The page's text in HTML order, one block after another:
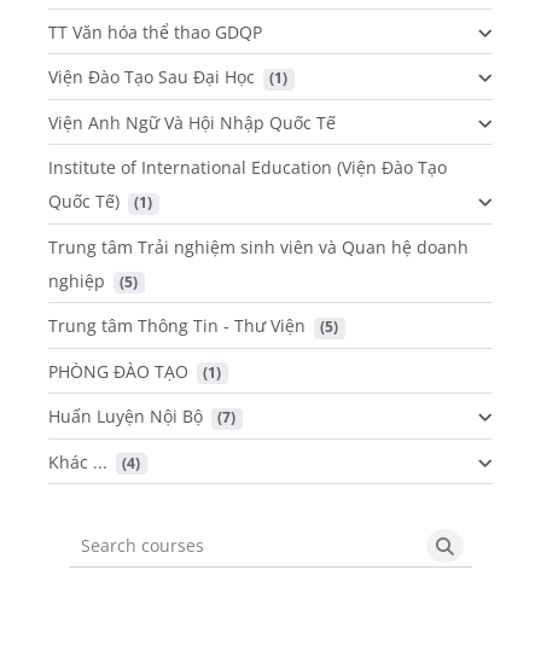
TT Văn hóa thể thao GDQP
Viện Đào Tạo Sau Đại Học
(1)
Viện Anh Ngữ Và Hội Nhập Quốc Tế
Institute of International Education (Viện Đào Tạo
Quốc Tế)
(1)
Trung tâm Trải nghiệm sinh viên và Quan hệ doanh
nghiệp
(5)
Trung tâm Thông Tin - Thư Viện (5)
PHÒNG ĐÀO TẠO (1)
Huấn Luyện Nội Bộ (7)
Khác ... (4)
Search courses Search